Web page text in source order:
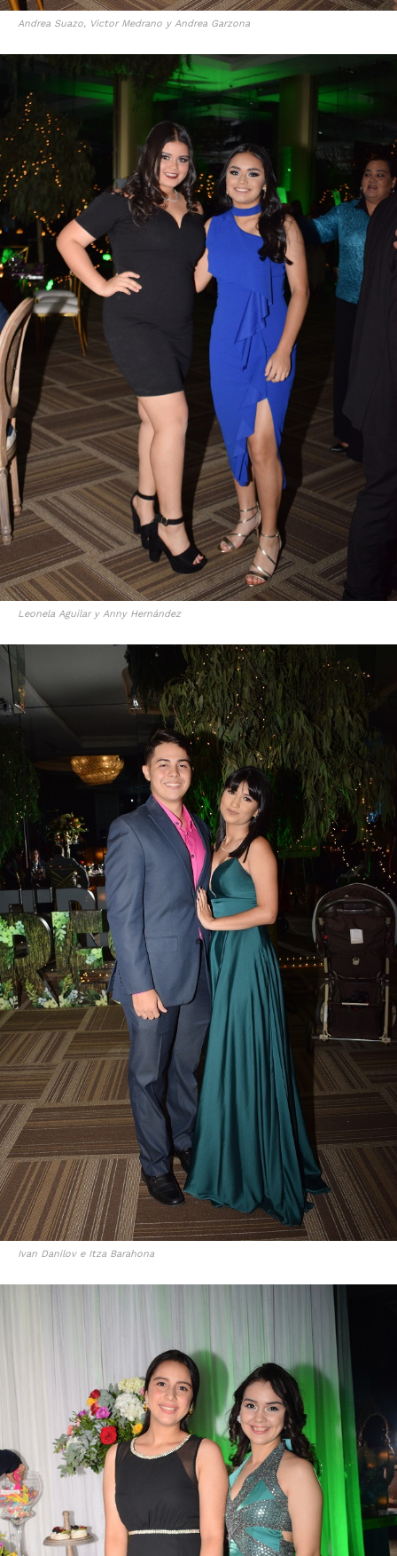
Andrea Suazo, Victor Medrano y Andrea Garzona
Leonela Aguilar y Anny Hernández
Ivan Danilov e Itza Barahona